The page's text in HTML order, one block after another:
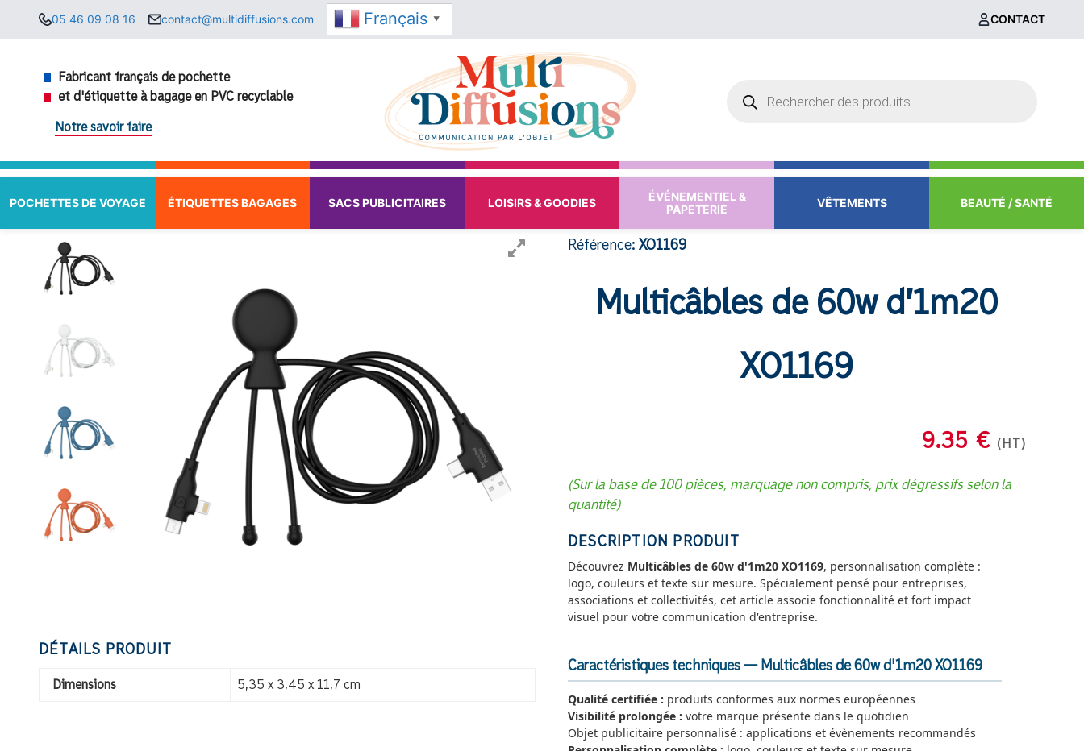
05 46 09 08 16 contact@multidiffusions.com Français ▼ CONTACT
Fabricant français de pochette
et d'étiquette à bagage en PVC recyclable
Notre savoir faire
produits
POCHETTES DE VOYAGE ÉTIQUETTES BAGAGES SACS PUBLICITAIRES LOISIRS & GOODIES
ÉVÉNEMENTIEL &
PAPETERIE
VÊTEMENTS BEAUTÉ / SANTÉ
DÉTAILS PRODUIT
Dimensions 5,35 x 3,45 x 11,7 cm
Référence: XO1169
Multicâbles de 60w d’1m20
XO1169
9.35 € (HT)
(Sur la base de 100 pièces, marquage non compris, prix dégressifs selon la
quantité)
DESCRIPTION PRODUIT
Découvrez Multicâbles de 60w d'1m20 XO1169, personnalisation complète :
logo, couleurs et texte sur mesure. Spécialement pensé pour entreprises,
associations et collectivités, cet article associe fonctionnalité et fort impact
visuel pour votre communication d'entreprise.
Caractéristiques techniques — Multicâbles de 60w d'1m20 XO1169
Qualité certifiée : produits conformes aux normes européennes
Visibilité prolongée : votre marque présente dans le quotidien
Objet publicitaire personnalisé : applications et évènements recommandés